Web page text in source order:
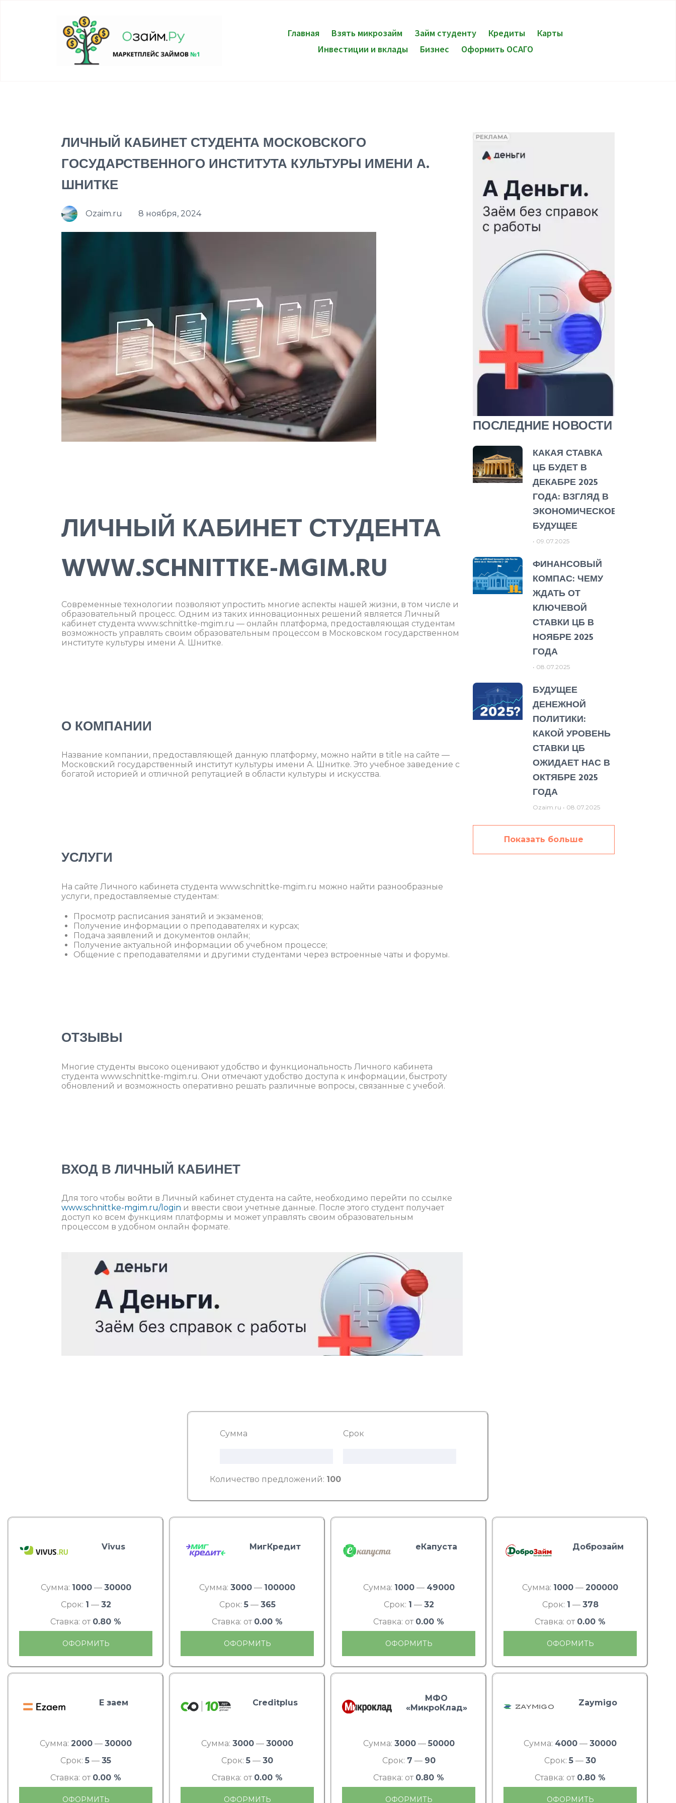
Главная Взять микрозайм Займ студенту Кредиты
Карты
Инвестиции и вклады
Бизнес Оформить ОСАГО
ЛИЧНЫЙ КАБИНЕТ СТУДЕНТА МОСКОВСКОГО
ГОСУДАРСТВЕННОГО ИНСТИТУТА КУЛЬТУРЫ ИМЕНИ А.
ШНИТКЕ
Ozaim.ru 8 ноября, 2024
ЛИЧНЫЙ КАБИНЕТ СТУДЕНТА
WWW.SCHNITTKE-MGIM.RU
Современные технологии позволяют упростить многие аспекты нашей жизни, в том числе и
образовательный процесс. Одним из таких инновационных решений является Личный
кабинет студента www.schnittke-mgim.ru — онлайн платформа, предоставляющая студентам
возможность управлять своим образовательным процессом в Московском государственном
институте культуры имени А. Шнитке.
О КОМПАНИИ
Название компании, предоставляющей данную платформу, можно найти в title на сайте —
Московский государственный институт культуры имени А. Шнитке. Это учебное заведение с
богатой историей и отличной репутацией в области культуры и искусства.
УСЛУГИ
На сайте Личного кабинета студента www.schnittke-mgim.ru можно найти разнообразные
услуги, предоставляемые студентам:
Просмотр расписания занятий и экзаменов;
Получение информации о преподавателях и курсах;
Подача заявлений и документов онлайн;
Получение актуальной информации об учебном процессе;
Общение с преподавателями и другими студентами через встроенные чаты и форумы.
ОТЗЫВЫ
Многие студенты высоко оценивают удобство и функциональность Личного кабинета
студента www.schnittke-mgim.ru. Они отмечают удобство доступа к информации, быстроту
обновлений и возможность оперативно решать различные вопросы, связанные с учебой.
ВХОД В ЛИЧНЫЙ КАБИНЕТ
Для того чтобы войти в Личный кабинет студента на сайте, необходимо перейти по ссылке
www.schnittke-mgim.ru/login и ввести свои учетные данные. После этого студент получает
доступ ко всем функциям платформы и может управлять своим образовательным
процессом в удобном онлайн формате.
ПОСЛЕДНИЕ НОВОСТИ
КАКАЯ СТАВКА
ЦБ БУДЕТ В
ДЕКАБРЕ 2025
ГОДА: ВЗГЛЯД В
ЭКОНОМИЧЕСКОЕ
БУДУЩЕЕ
09.07.2025
ФИНАНСОВЫЙ
КОМПАС: ЧЕМУ
ЖДАТЬ ОТ
КЛЮЧЕВОЙ
СТАВКИ ЦБ В
НОЯБРЕ 2025
ГОДА
08.07.2025
БУДУЩЕЕ
ДЕНЕЖНОЙ
ПОЛИТИКИ:
КАКОЙ УРОВЕНЬ
СТАВКИ ЦБ
ОЖИДАЕТ НАС В
ОКТЯБРЕ 2025
ГОДА
Ozaim.ru 08.07.2025
Показать больше
Сумма Срок
Количество предложений: 100
Vivus
Сумма: 1000— 30000
Срок: 1 — 32
Ставка: от 0.80 %
ОФОРМИТЬ
МигКредит
Сумма: 3000 — 100000
Срок: 5— 365
Ставка: от 0.00 %
ОФОРМИТЬ
еКапуста
Сумма: 1000— 49000
Срок: 1 — 32
Ставка: от 0.00 %
ОФОРМИТЬ
Доброзайм
Сумма: 1000 — 200000
Срок: 1 — 378
Ставка: от 0.00 %
ОФОРМИТЬ
Е заем
Сумма: 2000 — 30000
Срок: 5 — 35
Ставка: от 0.00 %
ОФОРМИТЬ
Creditplus
Сумма: 3000 — 30000
Срок: 5 — 30
Ставка: от 0.00 %
ОФОРМИТЬ
МФО
«МикроКлад»
Сумма: 3000— 50000
Срок: 7 — 90
Ставка: от 0.80 %
ОФОРМИТЬ
Zaymigo
Сумма: 4000 — 30000
Срок: 5 — 30
Ставка: от 0.80 %
ОФОРМИТЬ